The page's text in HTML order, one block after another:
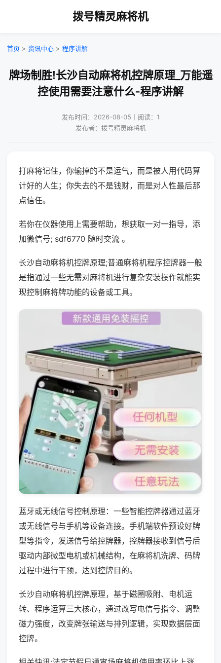
拨号精灵麻将机
首页 > 资讯中心 > 程序讲解
牌场制胜!长沙自动麻将机控牌原理_万能遥
控使用需要注意什么-程序讲解
发布时间：2026-08-05｜阅读：1
发布者：拨号精灵麻将机
打麻将记住，你输掉的不是运气，而是被人用代码算
计好的人生；你失去的不是钱财，而是对人性最后那
点信任。
若你在仪器使用上需要帮助，想获取一对一指导，添
加微信号; sdf6770 随时交流 。
长沙自动麻将机控牌原理;普通麻将机程序控牌器一般
是指通过一些无需对麻将机进行复杂安装操作就能实
现控制麻将牌功能的设备或工具。
蓝牙或无线信号控制原理：一些智能控牌器通过蓝牙
或无线信号与手机等设备连接。手机端软件预设好牌
型等指令，发送信号给控牌器，控牌器接收到信号后
驱动内部微型电机或机械结构，在麻将机洗牌、码牌
过程中进行干预，达到控牌目的。
长沙自动麻将机控牌原理，基于磁圈吸附、电机运
转、程序运算三大核心，通过改写电信号指令、调整
磁力强度，改变牌张输送与排列逻辑，实现数据层面
控牌。